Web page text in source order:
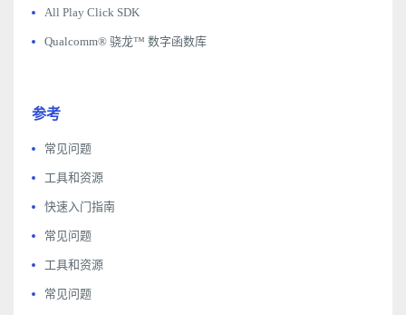
All Play Click SDK
Qualcomm® 骁龙™ 数字函数库
参考
常见问题
工具和资源
快速入门指南
常见问题
工具和资源
常见问题